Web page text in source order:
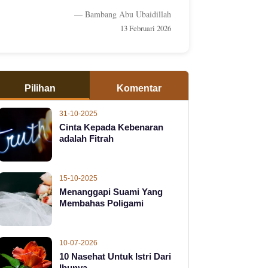
— Bambang Abu Ubaidillah
13 Februari 2026
Pilihan Komentar
31-10-2025
Cinta Kepada Kebenaran
adalah Fitrah
15-10-2025
Menanggapi Suami Yang
Membahas Poligami
10-07-2026
10 Nasehat Untuk Istri Dari